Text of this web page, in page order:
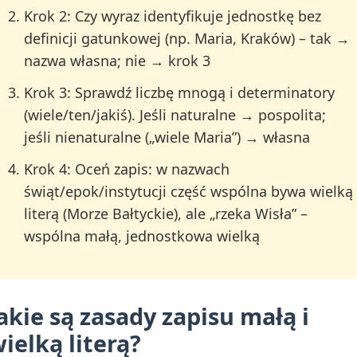
Krok 2: Czy wyraz identyfikuje jednostkę bez
definicji gatunkowej (np. Maria, Kraków) – tak →
nazwa własna; nie → krok 3
Krok 3: Sprawdź liczbę mnogą i determinatory
(wiele/ten/jakiś). Jeśli naturalne → pospolita;
jeśli nienaturalne („wiele Maria”) → własna
Krok 4: Oceń zapis: w nazwach
świąt/epok/instytucji część wspólna bywa wielką
literą (Morze Bałtyckie), ale „rzeka Wisła” –
wspólna małą, jednostkowa wielką
są zasady zapisu małą i
literą?